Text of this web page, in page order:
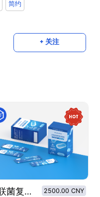
简约
+ 关注
六联菌复配益生菌粉
2500.00 CNY